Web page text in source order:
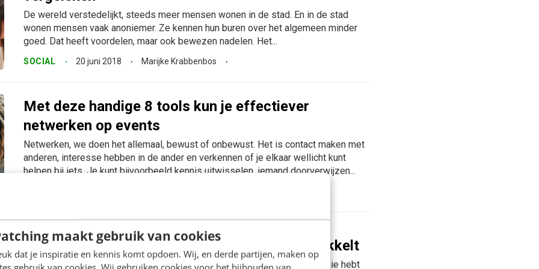
maakt gebruik van cookies
dat je inspiratie en kennis komt opdoen. Wij, en derde partijen, maken op
De wereld verstedelijkt, steeds meer mensen wonen in de stad. En in de stad
wonen mensen vaak anoniemer. Ze kennen hun buren over het algemeen minder
goed. Dat heeft voordelen, maar ook bewezen nadelen. Het...
SOCIAL 20 juni 2018 Marijke Krabbenbos
Met deze handige 8 tools kun je effectiever
netwerken op events
Netwerken, we doen het allemaal, bewust of onbewust. Het is contact maken met
anderen, interesse hebben in de ander en verkennen of je elkaar wellicht kunt
helpen bij iets. Je kunt bijvoorbeeld kennis uitwisselen, iemand doorverwijzen...
8 handige tools waarmee je je soft skills ontwikkelt
Leren doe je natuurlijk niet alleen in de schoolbanken. Ook nadat je je studie hebt